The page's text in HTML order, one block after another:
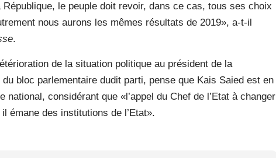
le peuple doit revoir, dans ce cas, tous ses choix
nous aurons les mêmes résultats de 2019», a-t-il
.
de la situation politique au président de la
bloc parlementaire dudit parti, pense que Kais Saied est en
national, considérant que «l’appel du Chef de l’Etat à changer
émane des institutions de l’Etat».